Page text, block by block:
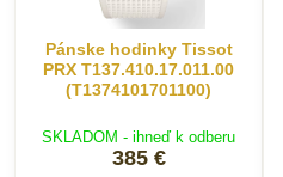
Pánske hodinky Tissot
PRX T137.410.17.011.00
(T1374101701100)
SKLADOM - ihneď k odberu
385 €